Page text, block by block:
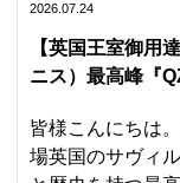
2026.07.24
【英国王室御用
ニス）最高峰『
皆様こんにちは
場英国のサヴィ